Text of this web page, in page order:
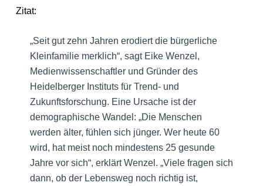
Zitat:
„Seit gut zehn Jahren erodiert die bürgerliche
Kleinfamilie merklich“, sagt Eike Wenzel,
Medienwissenschaftler und Gründer des
Heidelberger Instituts für Trend- und
Zukunftsforschung. Eine Ursache ist der
demographische Wandel: „Die Menschen
werden älter, fühlen sich jünger. Wer heute 60
wird, hat meist noch mindestens 25 gesunde
Jahre vor sich“, erklärt Wenzel. „Viele fragen sich
dann, ob der Lebensweg noch richtig ist,